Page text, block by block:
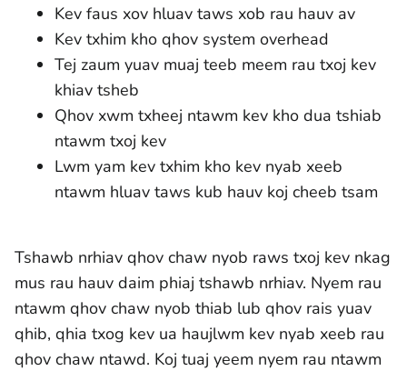
Kev faus xov hluav taws xob rau hauv av
Kev txhim kho qhov system overhead
Tej zaum yuav muaj teeb meem rau txoj kev
khiav tsheb
Qhov xwm txheej ntawm kev kho dua tshiab
ntawm txoj kev
Lwm yam kev txhim kho kev nyab xeeb
ntawm hluav taws kub hauv koj cheeb tsam
Tshawb nrhiav qhov chaw nyob raws txoj kev nkag
mus rau hauv daim phiaj tshawb nrhiav. Nyem rau
ntawm qhov chaw nyob thiab lub qhov rais yuav
qhib, qhia txog kev ua haujlwm kev nyab xeeb rau
qhov chaw ntawd. Koj tuaj yeem nyem rau ntawm